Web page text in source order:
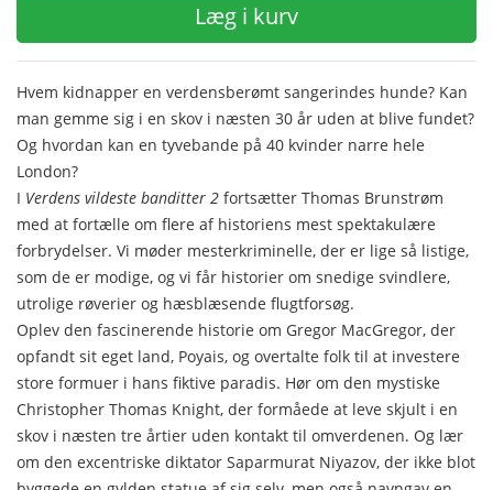
Læg i kurv
Hvem kidnapper en verdensberømt sangerindes hunde? Kan
man gemme sig i en skov i næsten 30 år uden at blive fundet?
Og hvordan kan en tyvebande på 40 kvinder narre hele
London?
I Verdens vildeste banditter 2 fortsætter Thomas Brunstrøm
med at fortælle om flere af historiens mest spektakulære
forbrydelser. Vi møder mesterkriminelle, der er lige så listige,
som de er modige, og vi får historier om snedige svindlere,
utrolige røverier og hæsblæsende flugtforsøg.
Oplev den fascinerende historie om Gregor MacGregor, der
opfandt sit eget land, Poyais, og overtalte folk til at investere
store formuer i hans fiktive paradis. Hør om den mystiske
Christopher Thomas Knight, der formåede at leve skjult i en
skov i næsten tre årtier uden kontakt til omverdenen. Og lær
om den excentriske diktator Saparmurat Niyazov, der ikke blot